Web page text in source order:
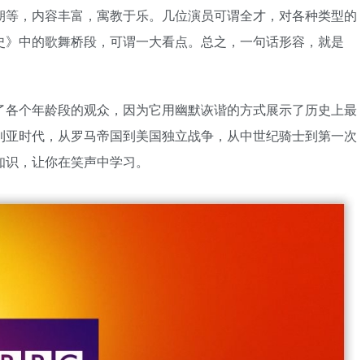
，内容丰富，寓教于乐。几位演员可谓全才，对各种类型的
中的歌舞桥段，可谓一大看点。总之，一句话形容，就是
个年龄段的观众，因为它用幽默诙谐的方式展示了历史上最
时代，从罗马帝国到美国独立战争，从中世纪骑士到第一次
，让你在笑声中学习。